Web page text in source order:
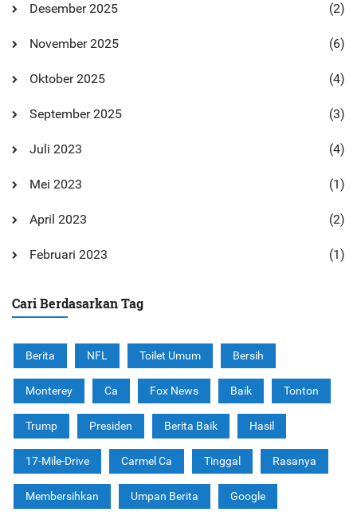
Desember 2025 (2)
November 2025 (6)
Oktober 2025 (4)
September 2025 (3)
Juli 2023 (4)
Mei 2023 (1)
April 2023 (2)
Februari 2023 (1)
Cari Berdasarkan Tag
Berita NFL Toilet Umum Bersih
Monterey Ca Fox News Baik Tonton
Trump Presiden Berita Baik Hasil
17-Mile-Drive Carmel Ca Tinggal Rasanya
Membersihkan Umpan Berita Google